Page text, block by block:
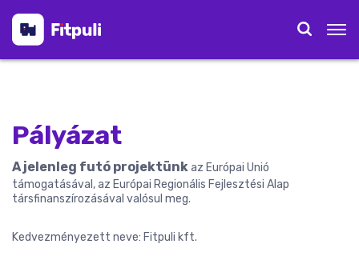
Pályázat
A jelenleg futó projektünkaz Európai Unió
támogatásával, az Európai Regionális Fejlesztési Alap
társfinanszírozásával valósul meg.
Kedvezményezett neve: Fitpuli kft.